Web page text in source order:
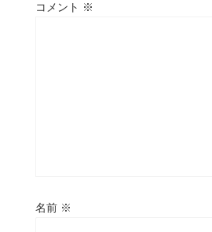
コメント ※
名前 ※